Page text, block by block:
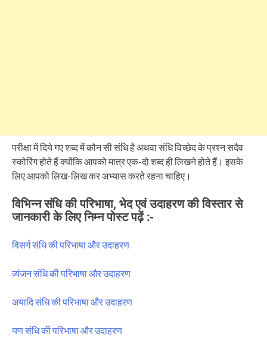
परीक्षा में दिये गए शब्द में कौन सी संधि है अथवा संधि विच्छेद के प्रश्न सदैव
स्कोरिंग होते हैं क्योंकि आपको मात्र एक-दो शब्द ही लिखने होते हैं। इसके
लिए आपको लिख-लिख कर अभ्यास करते रहना चाहिए।
विभिन्न संधि की परिभाषा, भेद एवं उदाहरण की विस्तार से
जानकारी के लिए निम्न पोस्ट पढ़ें :-
विसर्ग संधि की परिभाषा और उदाहरण
व्यंजन संधि की परिभाषा और उदाहरण
अयादि संधि की परिभाषा और उदाहरण
यण संधि की परिभाषा और उदाहरण